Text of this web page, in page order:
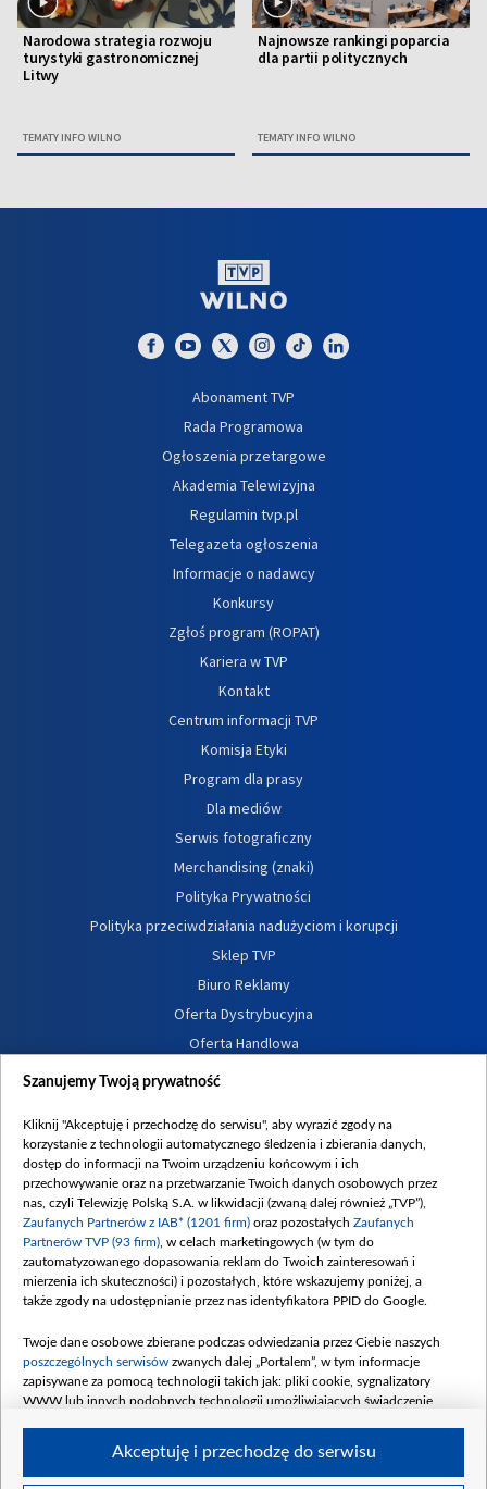
Narodowa strategia rozwoju
turystyki gastronomicznej
Litwy
TEMATY INFO WILNO
Najnowsze rankingi poparcia
dla partii politycznych
TEMATY INFO WILNO
Abonament TVP
Rada Programowa
Ogłoszenia przetargowe
Akademia Telewizyjna
Regulamin tvp.pl
Telegazeta ogłoszenia
Informacje o nadawcy
Konkursy
Zgłoś program (ROPAT)
Kariera w TVP
Kontakt
Centrum informacji TVP
Komisja Etyki
Program dla prasy
Dla mediów
Serwis fotograficzny
Merchandising (znaki)
Polityka Prywatności
Polityka przeciwdziałania nadużyciom i korupcji
Sklep TVP
Biuro Reklamy
Oferta Dystrybucyjna
Oferta Handlowa
Dostępność
Procedura zgłoszeń wewnętrznych
Szanujemy Twoją prywatność
Kliknij "Akceptuję i przechodzę do serwisu", aby wyrazić zgody na
korzystanie z technologii automatycznego śledzenia i zbierania danych,
dostęp do informacji na Twoim urządzeniu końcowym i ich
przechowywanie oraz na przetwarzanie Twoich danych osobowych przez
nas, czyli Telewizję Polską S.A. w likwidacji (zwaną dalej również „TVP”),
Zaufanych Partnerów z IAB* (1201 firm) oraz pozostałych Zaufanych
Partnerów TVP (93 firm) , w celach marketingowych (w tym do
zautomatyzowanego dopasowania reklam do Twoich zainteresowań i
mierzenia ich skuteczności) i pozostałych, które wskazujemy poniżej, a
także zgody na udostępnianie przez nas identyfikatora PPID do Google.
Twoje dane osobowe zbierane podczas odwiedzania przez Ciebie naszych
poszczególnych serwisów zwanych dalej „Portalem”, w tym informacje
zapisywane za pomocą technologii takich jak: pliki cookie, sygnalizatory
WWW lub innych podobnych technologii umożliwiających świadczenie
Akceptuję i przechodzę do serwisu